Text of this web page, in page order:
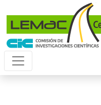
Pasar al contenido principal